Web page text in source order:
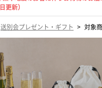
更新）
送別会プレゼント・ギフト > 対象